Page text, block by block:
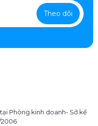
Theo dõi
Phòng kinh doanh- Sở kế
2006